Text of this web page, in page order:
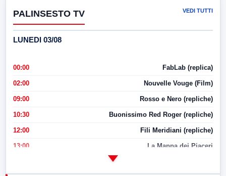
PALINSESTO TV VEDI TUTTI
LUNEDI 03/08
00:00 FabLab (replica)
02:00 Nouvelle Vouge (Film)
09:00 Rosso e Nero (repliche)
10:30 Buonissimo Red Roger (repliche)
12:00 Fili Meridiani (repliche)
13:00 La Mappa dei Piaceri